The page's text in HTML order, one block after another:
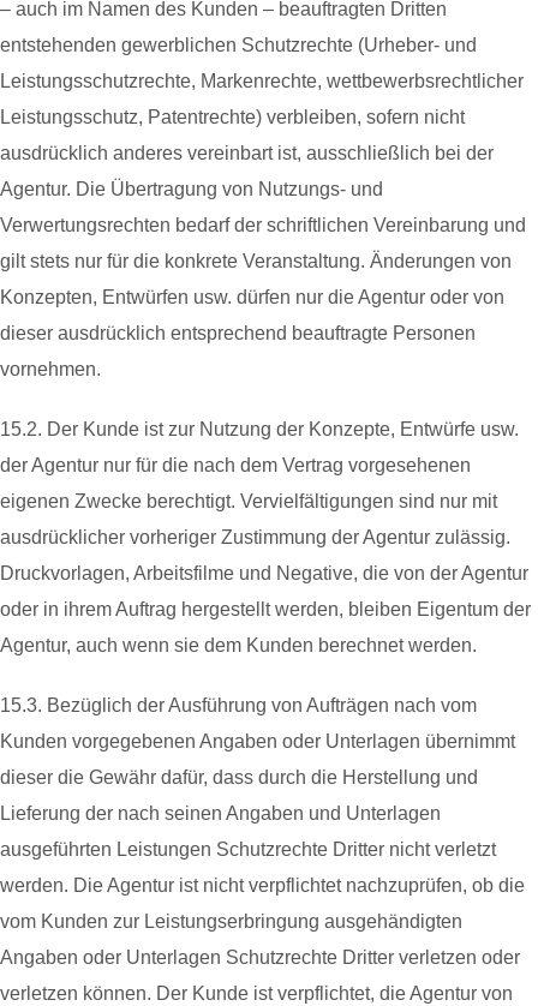
– auch im Namen des Kunden – beauftragten Dritten
entstehenden gewerblichen Schutzrechte (Urheber- und
Leistungsschutzrechte, Markenrechte, wettbewerbsrechtlicher
Leistungsschutz, Patentrechte) verbleiben, sofern nicht
ausdrücklich anderes vereinbart ist, ausschließlich bei der
Agentur. Die Übertragung von Nutzungs- und
Verwertungsrechten bedarf der schriftlichen Vereinbarung und
gilt stets nur für die konkrete Veranstaltung. Änderungen von
Konzepten, Entwürfen usw. dürfen nur die Agentur oder von
dieser ausdrücklich entsprechend beauftragte Personen
vornehmen.
15.2. Der Kunde ist zur Nutzung der Konzepte, Entwürfe usw.
der Agentur nur für die nach dem Vertrag vorgesehenen
eigenen Zwecke berechtigt. Vervielfältigungen sind nur mit
ausdrücklicher vorheriger Zustimmung der Agentur zulässig.
Druckvorlagen, Arbeitsfilme und Negative, die von der Agentur
oder in ihrem Auftrag hergestellt werden, bleiben Eigentum der
Agentur, auch wenn sie dem Kunden berechnet werden.
15.3. Bezüglich der Ausführung von Aufträgen nach vom
Kunden vorgegebenen Angaben oder Unterlagen übernimmt
dieser die Gewähr dafür, dass durch die Herstellung und
Lieferung der nach seinen Angaben und Unterlagen
ausgeführten Leistungen Schutzrechte Dritter nicht verletzt
werden. Die Agentur ist nicht verpflichtet nachzuprüfen, ob die
vom Kunden zur Leistungserbringung ausgehändigten
Angaben oder Unterlagen Schutzrechte Dritter verletzen oder
verletzen können. Der Kunde ist verpflichtet, die Agentur von